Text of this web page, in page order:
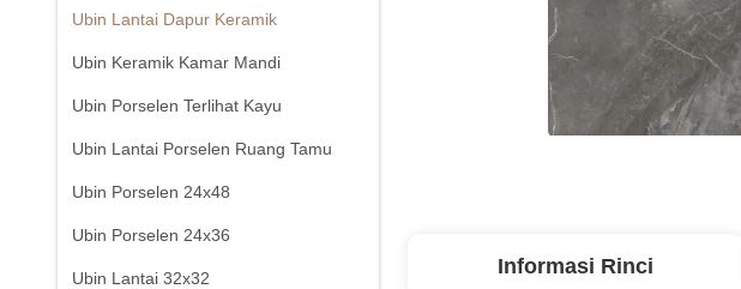
Ubin Lantai Dapur Keramik
Ubin Keramik Kamar Mandi
Ubin Porselen Terlihat Kayu
Ubin Lantai Porselen Ruang Tamu
Ubin Porselen 24x48
Ubin Porselen 24x36
Ubin Lantai 32x32 Informasi Rinci